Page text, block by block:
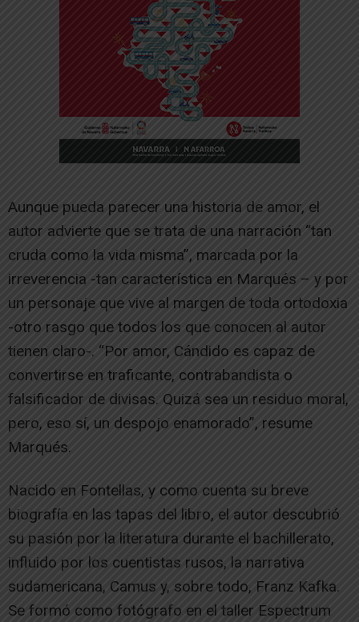
Aunque pueda parecer una historia de amor, el
autor advierte que se trata de una narración “tan
cruda como la vida misma”, marcada por la
irreverencia -tan característica en Marqués – y por
un personaje que vive al margen de toda ortodoxia
-otro rasgo que todos los que conocen al autor
tienen claro-. “Por amor, Cándido es capaz de
convertirse en traficante, contrabandista o
falsificador de divisas. Quizá sea un residuo moral,
pero, eso sí, un despojo enamorado”, resume
Marqués.
Nacido en Fontellas, y como cuenta su breve
biografía en las tapas del libro, el autor descubrió
su pasión por la literatura durante el bachillerato,
influido por los cuentistas rusos, la narrativa
sudamericana, Camus y, sobre todo, Franz Kafka.
Se formó como fotógrafo en el taller Espectrum